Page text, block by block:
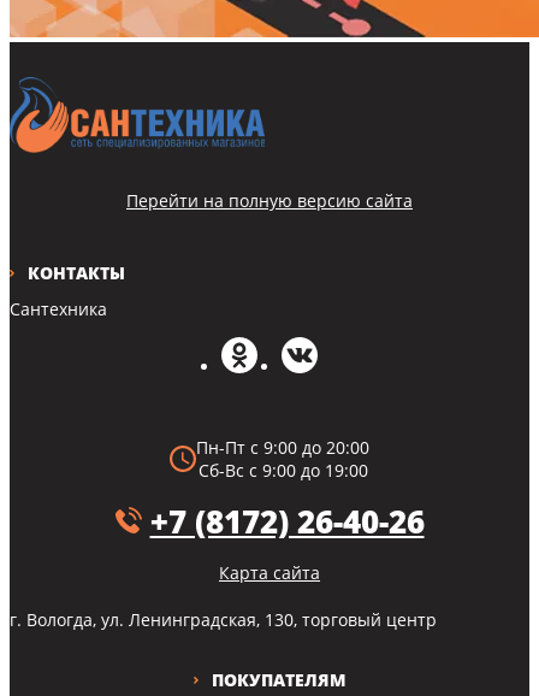
ПОКУПАТЕЛЯМ
КОНТАКТЫ
Сантехника
Пн-Пт с 9:00 до 20:00
Сб-Вс с 9:00 до 19:00
+7 (8172) 26-40-26
Карта сайта
г. Вологда, ул. Ленинградская, 130, торговый центр
Перейти на полную версию сайта